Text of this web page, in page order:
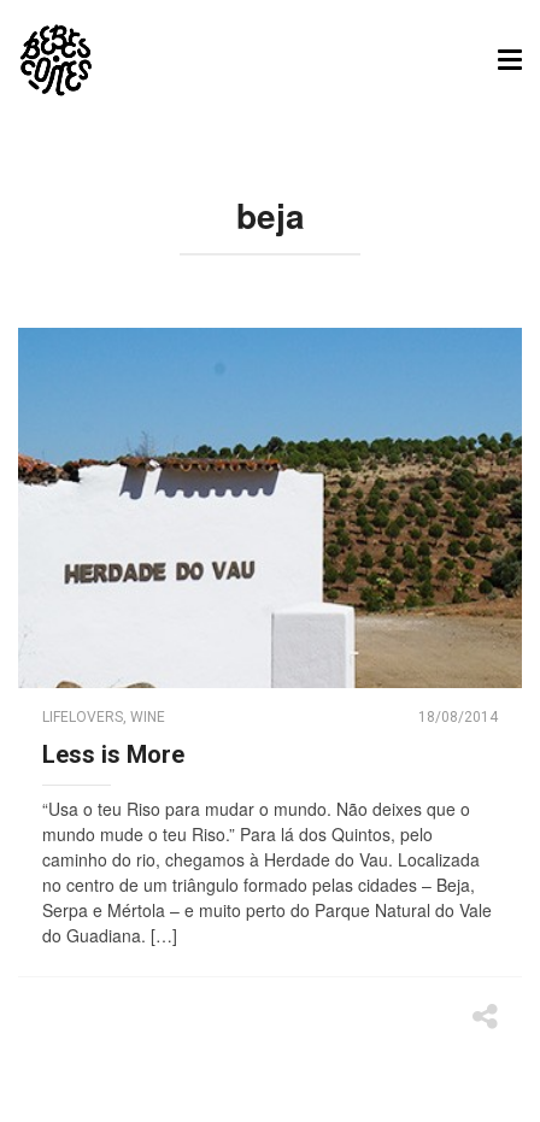
beja
LIFELOVERS WINE 18/08/2014
Less is More
“Usa o teu Riso para mudar o mundo. Não deixes que o
mundo mude o teu Riso.” Para lá dos Quintos, pelo
caminho do rio, chegamos à Herdade do Vau. Localizada
no centro de um triângulo formado pelas cidades – Beja,
Serpa e Mértola – e muito perto do Parque Natural do Vale
do Guadiana. […]